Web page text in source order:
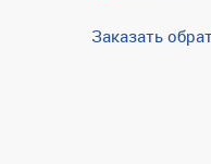
Заказать